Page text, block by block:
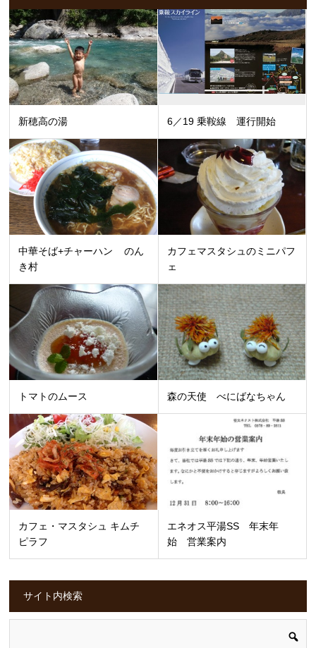
新穂高の湯 6／19 乗鞍線 運行開始
中華そば+チャーハン のん
き村
カフェマスタシュのミニパフ
ェ
トマトのムース 森の天使 べにばなちゃん
カフェ・マスタシュ キムチ
ピラフ
エネオス平湯SS 年末年
始 営業案内
サイト内検索